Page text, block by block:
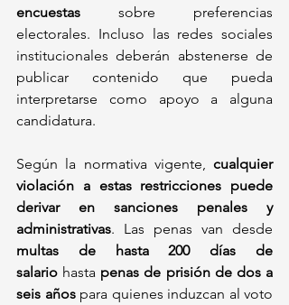
encuestas sobre preferencias
electorales. Incluso las redes sociales
institucionales deberán abstenerse de
publicar contenido que pueda
interpretarse como apoyo a alguna
candidatura.
Según la normativa vigente, cualquier
violación a estas restricciones puede
derivar en sanciones penales y
administrativas
multas de hasta 200 días de
salario hasta penas de prisión de dos a
seis años para quienes induzcan al voto